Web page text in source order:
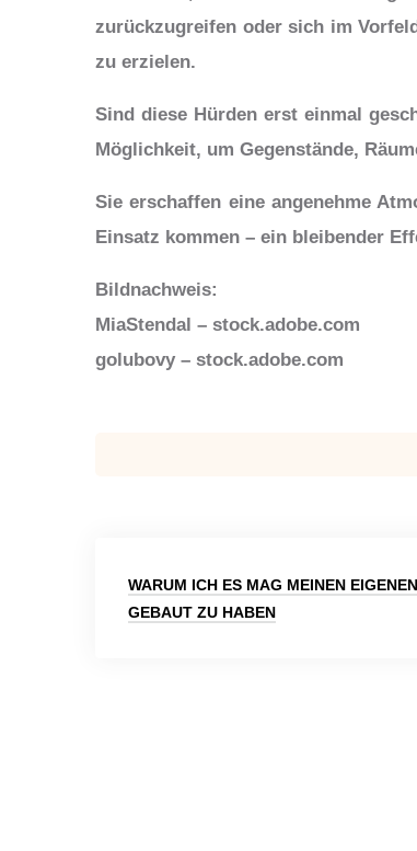
zurückzugreifen oder sich im
zu erzielen.
Sind diese Hürden erst einmal
Möglichkeit, um Gegenstände,
Sie erschaffen eine angenehme
Einsatz kommen – ein bleibender
Bildnachweis:
MiaStendal – stock.adobe.com
golubovy – stock.adobe.com
WARUM ICH ES MAG MEINEN
GEBAUT ZU HABEN